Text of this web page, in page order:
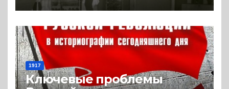
1917
Ключевые проблемы